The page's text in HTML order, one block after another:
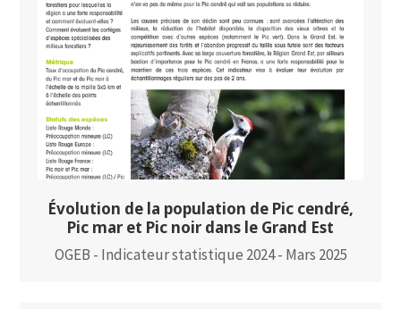
Évolution de la population de Pic cendré,
Pic mar et Pic noir dans le Grand Est
OGEB - Indicateur statistique 2024 - Mars 2025